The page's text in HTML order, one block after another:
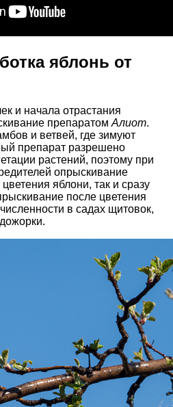
яблонь от
и начала отрастания
препаратом Алиот.
и ветвей, где зимуют
препарат разрешено
растений, поэтому при
опрыскивание
яблони, так и сразу
после цветения
в садах щитовок,